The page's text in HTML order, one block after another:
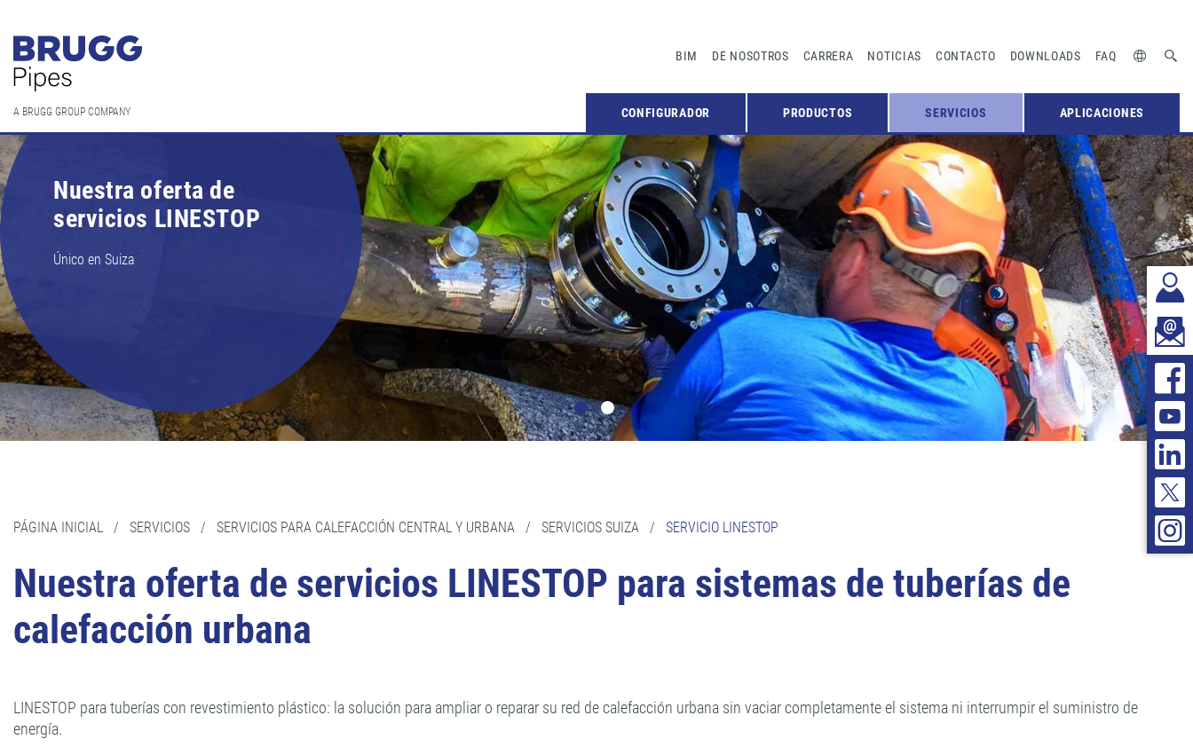
BIM DE NOSOTROS CARRERA NOTICIAS CONTACTO DOWNLOADS FAQ
A BRUGG GROUP COMPANY CONFIGURADOR PRODUCTOS SERVICIOS APLICACIONES
Nuestra oferta de
servicios LINESTOP
Único en Suiza
PÁGINA INICIAL / SERVICIOS / SERVICIOS PARA CALEFACCIÓN CENTRAL Y URBANA / SERVICIOS SUIZA / SERVICIO LINESTOP
Nuestra oferta de servicios LINESTOP para sistemas de tuberías de
calefacción urbana
LINESTOP para tuberías con revestimiento plástico: la solución para ampliar o reparar su red de calefacción urbana sin vaciar completamente el sistema ni interrumpir el suministro de
energía.